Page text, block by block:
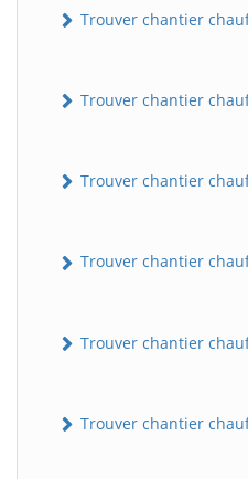
Trouver chantier
Trouver chantier
Trouver chantier
Trouver chantier
Trouver chantier
Trouver chantier